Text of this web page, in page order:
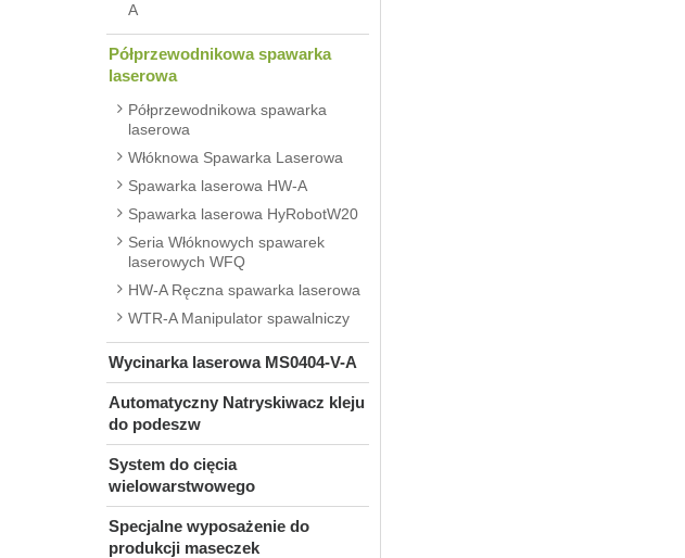
A
Półprzewodnikowa spawarka
laserowa
Półprzewodnikowa spawarka
laserowa
Włóknowa Spawarka Laserowa
Spawarka laserowa HW-A
Spawarka laserowa HyRobotW20
Seria Włóknowych spawarek
laserowych WFQ
HW-A Ręczna spawarka laserowa
WTR-A Manipulator spawalniczy
Wycinarka laserowa MS0404-V-A
Automatyczny Natryskiwacz kleju
do podeszw
System do cięcia
wielowarstwowego
Specjalne wyposażenie do
produkcji maseczek